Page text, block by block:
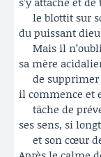
le blottit sur
du puissant
Mais il
sa mère
de supprimer
il commence et
tâche de
ses sens, si
et son cœur